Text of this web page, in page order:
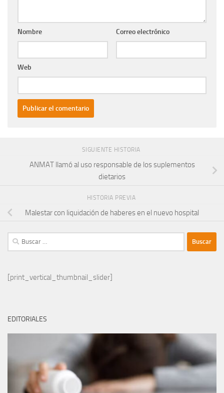
Nombre Correo electrónico
Web
SIGUIENTE HISTORIA
ANMAT llamó al uso responsable de los suplementos
dietarios
HISTORIA PREVIA
Malestar con liquidación de haberes en el nuevo hospital
Buscar:
[print_vertical_thumbnail_slider]
EDITORIALES